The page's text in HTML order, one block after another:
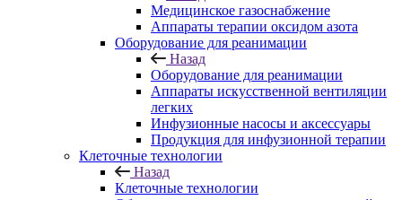
Медицинское газоснабжение
Аппараты терапии оксидом азота
Оборудование для реанимации
Назад
Оборудование для реанимации
Аппараты искусственной вентиляции
легких
Инфузионные насосы и аксессуары
Продукция для инфузионной терапии
Клеточные технологии
Назад
Клеточные технологии